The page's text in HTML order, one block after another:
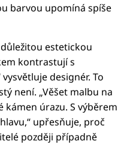
barvou upomíná spíše
estetickou
kontrastují s
designér. To
není. „Věšet malbu na
kámen úrazu. S výběrem
upřesňuje, proč
později případně